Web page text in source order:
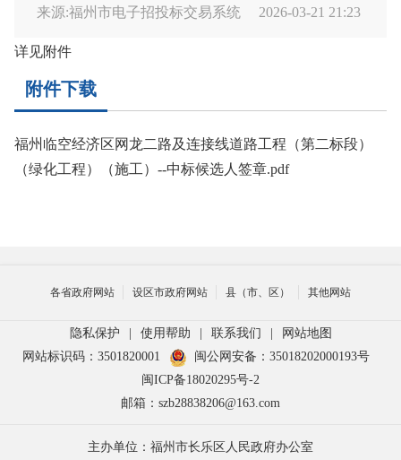
来源:福州市电子招投标交易系统 2026-03-21 21:23
详见附件
附件下载
福州临空经济区网龙二路及连接线道路工程（第二标段）
（绿化工程）（施工）--中标候选人签章.pdf
各省政府网站 设区市政府网站 县（市、区） 其他网站
隐私保护 使用帮助 联系我们
网站地图
网站标识码：3501820001
闽公网安备：35018202000193号
闽ICP备18020295号-2
邮箱：szb28838206@163.com
主办单位：福州市长乐区人民政府办公室